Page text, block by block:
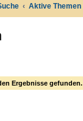
Aktive Themen
Ergebnisse gefunden.